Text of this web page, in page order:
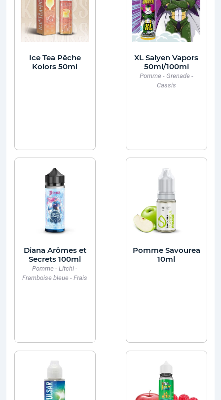
Ice Tea Pêche
Kolors 50ml
XL Saiyen Vapors
50ml/100ml
Pomme - Grenade -
Cassis
Diana Arômes et
Secrets 100ml
Pomme - Litchi -
Framboise bleue - Frais
Pomme Savourea
10ml